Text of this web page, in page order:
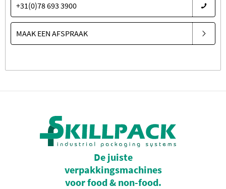
+31(0)78 693 3900
MAAK EEN AFSPRAAK
De juiste
verpakkingsmachines
voor food & non-food.